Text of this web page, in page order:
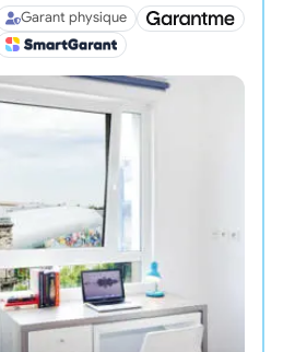
Garant physique